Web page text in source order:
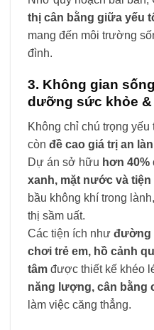
thị cân bằng giữa yếu
mang đến môi trường
đình.
3. Không gian
dưỡng sức khỏe &
Không chỉ chú trọng yếu
còn đề cao giá trị an
Dự án sở hữu hơn
xanh, mặt nước và
bầu không khí trong
thị sầm uất.
Các tiện ích như đường
chơi trẻ em, hồ cảnh
tâm được thiết kế khéo
năng lượng, cân bằng
làm việc căng thẳng.